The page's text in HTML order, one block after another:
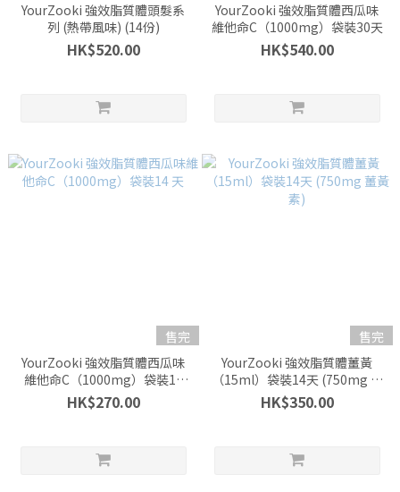
YourZooki 強效脂質體頭髮系
列 (熱帶風味) (14份)
HK$520.00
YourZooki 強效脂質體西瓜味
維他命C（1000mg）袋裝30天
HK$540.00
售完
YourZooki 強效脂質體西瓜味
維他命C（1000mg）袋裝14
天
HK$270.00
售完
YourZooki 強效脂質體薑黃
（15ml）袋裝14天 (750mg 薑
黃素)
HK$350.00